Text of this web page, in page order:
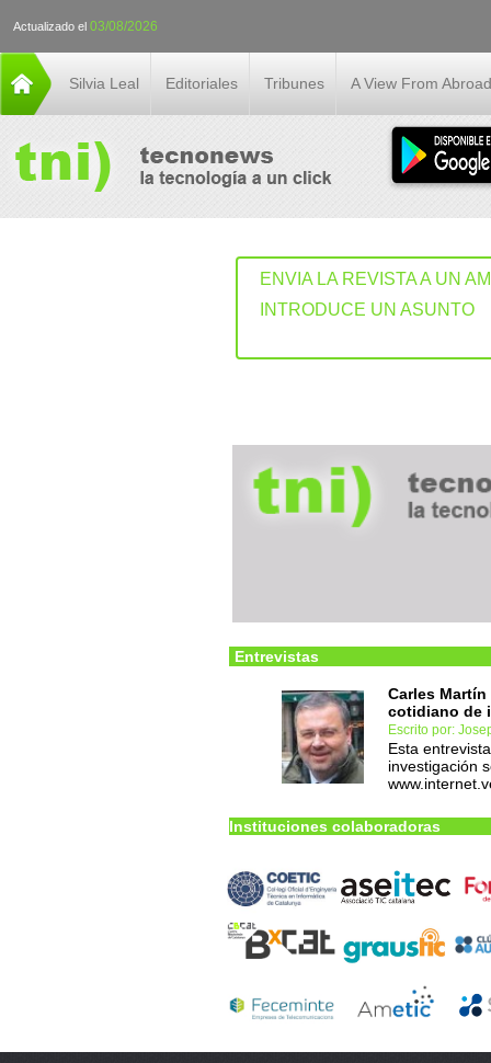
Actualizado el 03/08/2026
Silvia Leal Editoriales Tribunes A View From Abroad
ENVIA LA REVISTA A UN
INTRODUCE UN ASUNTO
Entrevistas
Carles
cotidiano de
Escrito por:
Esta
investigación
Instituciones colaboradoras